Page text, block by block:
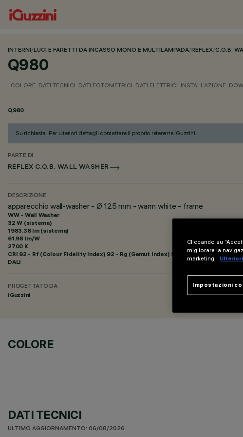
INTERNI/LUCI E FARETTI DA INCASSO MONO E MULTILAMPADA/REFLEX/C.O.B.
Q980
COLORE DATI TECNICI DATI FOTOMETRICI DATI ELETTRICI INSTALLAZIONE
Q980
Su richiesta. Per ulteriori dettagli contattare il proprio referente iGuzzini.
PARTE DI
REFLEX C.O.B. WALL WASHER
DESCRIZIONE
apparecchio wall-washer - Ø 125 mm - warm white - frame
WW - Wall Washer
32 W (sistema)
1983.36 lm (sistema)
61.98 lm/W
2700 K
CRI 92 - Rf (Colour Fidelity Index) 92 - Rg (Gamut Index) 99
DALI
PROGETTATO DA
iGuzzini
COLORE
DATI TECNICI
ULTIMO AGGIORNAMENTO: 06/08/2026
Cliccando su
migliorare la
marketing.
Impostazioni